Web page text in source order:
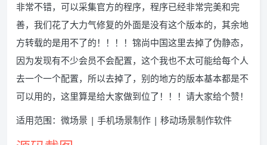
非常不错，可以采集官方的程序，程序已经非常完美和完
善，我们花了大力气修复的外面是没有这个版本的，其余地
方转载的是用不了的！！！！锦尚中国这里去掉了伪静态，
因为发现有不少会员不会配置，这个我也不太可能给每个人
去一个一个配置，所以去掉了，别的地方的版本基本都是不
可以用的，这里算是给大家做到位了！！！请大家给个赞！
适用范围：微场景 | 手机场景制作 | 移动场景制作软件